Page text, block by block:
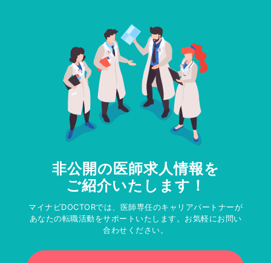
非公開の医師求人情報を
ご紹介いたします！
マイナビDOCTORでは、医師専任のキャリアパートナーが
あなたの転職活動をサポートいたします。お気軽にお問い
合わせください。